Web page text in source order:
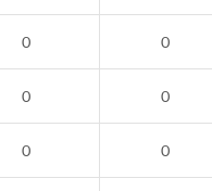
0 0
0 0
0 0